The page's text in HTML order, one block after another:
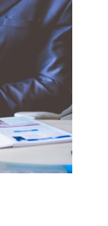
vie